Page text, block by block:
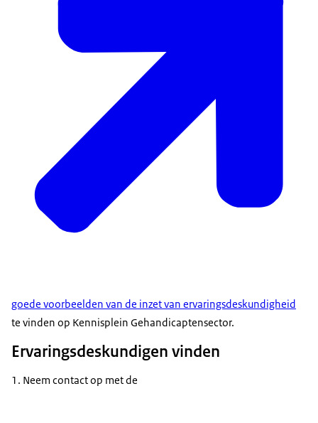
Deskundigheid wil zeggen dat ervaringsdeskundigen
hun ervaringen professioneel kunnen inzetten.
Het verwerven van ervaringsdeskundigheid is een
doorlopend proces. Een ervaringsdeskundige:
doet eigen ervaringen op
verwerkt deze ervaringen en reflecteert erop
heeft contact met anderen die soortgelijke
ervaringen hebben
bundelt die ervaringen tot collectieve
ervaringskennis, vaak ook met informatie uit andere
relevante bronnen zoals onderzoek
goede voorbeelden van de inzet van ervaringsdeskundigheid
te vinden op Kennisplein Gehandicaptensector.
Ervaringsdeskundigen vinden
Neem contact op met de